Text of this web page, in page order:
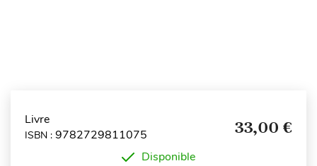
Livre
ISBN : 9782729811075 33,00 €
Disponible